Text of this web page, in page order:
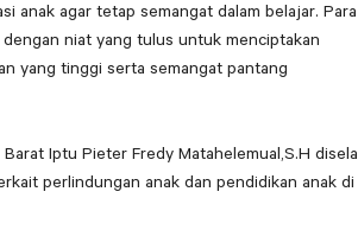
anak agar tetap semangat dalam belajar. Para
niat yang tulus untuk menciptakan
yang tinggi serta semangat pantang
Iptu Pieter Fredy Matahelemual,S.H disela
perlindungan anak dan pendidikan anak di